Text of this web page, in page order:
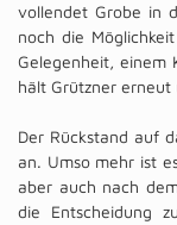
vollendet Grobe in
noch die
Gelegenheit, einem
hält Grützner erneut
Der Rückstand auf
an. Umso mehr ist
aber auch nach
die Entscheidung